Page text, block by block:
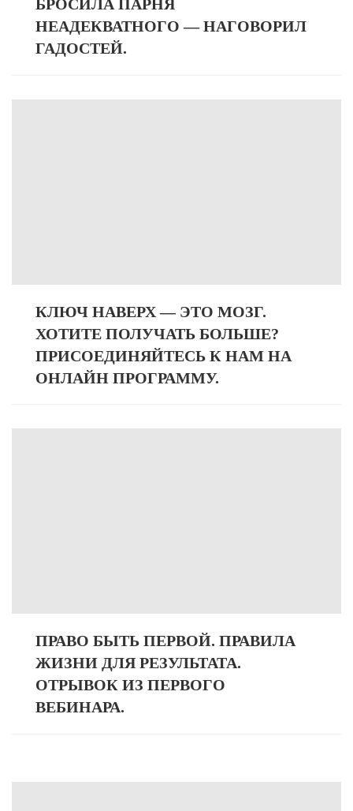
БРОСИЛА ПАРНЯ
НЕАДЕКВАТНОГО — НАГОВОРИЛ
ГАДОСТЕЙ.
КЛЮЧ НАВЕРХ — ЭТО МОЗГ.
ХОТИТЕ ПОЛУЧАТЬ БОЛЬШЕ?
ПРИСОЕДИНЯЙТЕСЬ К НАМ НА
ОНЛАЙН ПРОГРАММУ.
ПРАВО БЫТЬ ПЕРВОЙ. ПРАВИЛА
ЖИЗНИ ДЛЯ РЕЗУЛЬТАТА.
ОТРЫВОК ИЗ ПЕРВОГО
ВЕБИНАРА.